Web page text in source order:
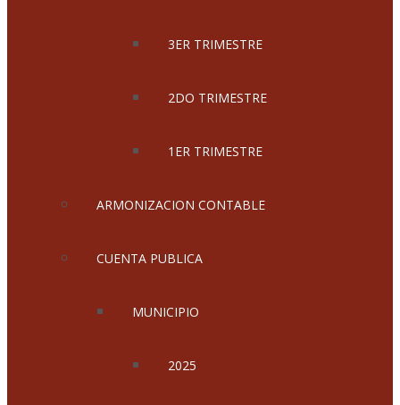
3ER TRIMESTRE
2DO TRIMESTRE
1ER TRIMESTRE
ARMONIZACION CONTABLE
CUENTA PUBLICA
MUNICIPIO
2025